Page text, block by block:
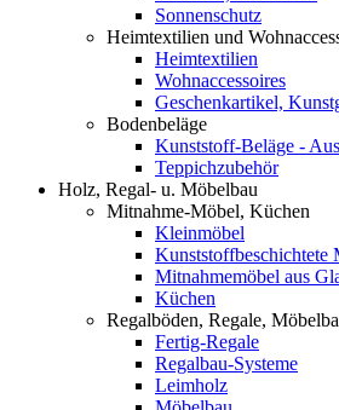
Sonnenschutz
Heimtextilien und
Heimtextilien
Wohnaccessoires
Geschenkartikel,
Bodenbeläge
Kunststoff-Beläge -
Teppichzubehör
Holz, Regal- u. Möbelbau
Mitnahme-Möbel, Küchen
Kleinmöbel
Kunststoffbeschichtete
Mitnahmemöbel aus
Küchen
Regalböden, Regale,
Fertig-Regale
Regalbau-Systeme
Leimholz